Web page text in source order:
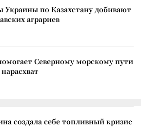
Украины по Казахстану добивают
аграриев
Северному морскому пути
создала себе топливный кризис